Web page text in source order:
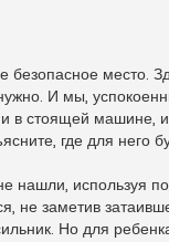
безопасное место.
И мы,
в стоящей машине,
где для него
нашли, используя
не заметив
Но для